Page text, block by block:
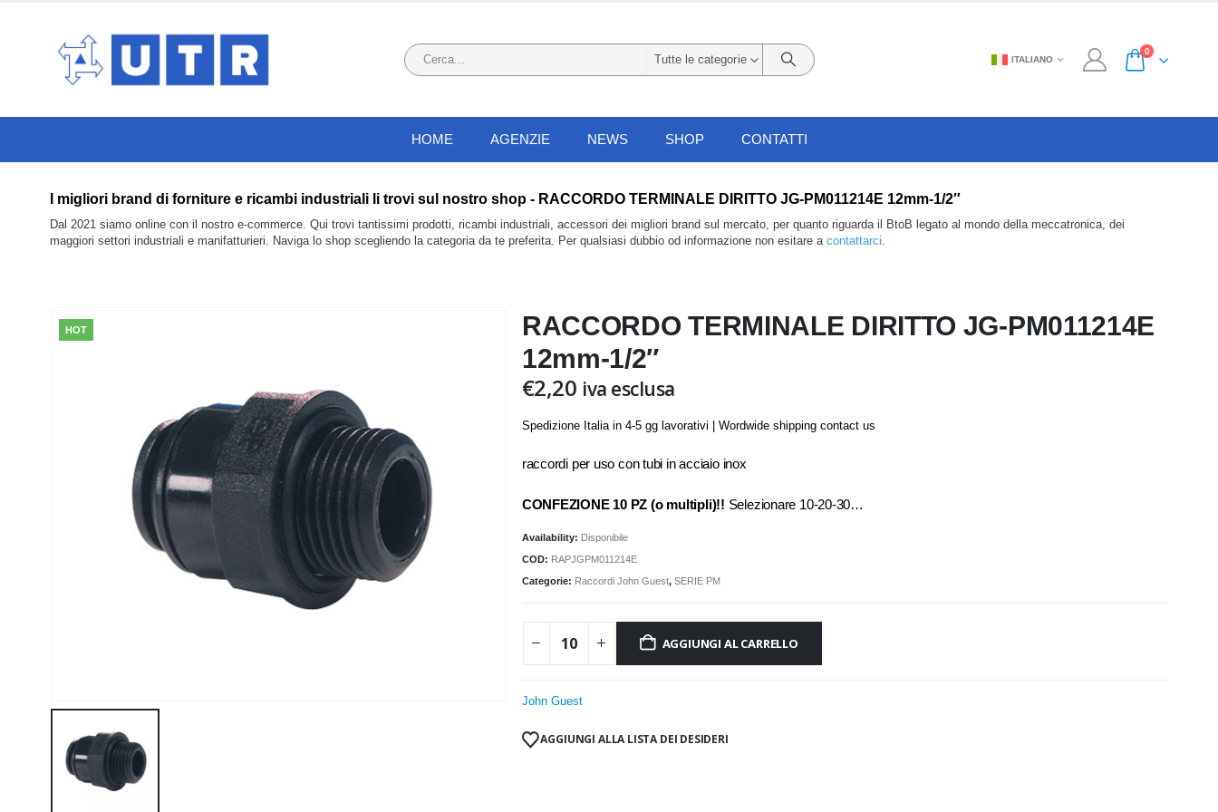
Tutte le categorie ITALIANO
0
HOME AGENZIE NEWS SHOP CONTATTI
I migliori brand di forniture e ricambi industriali li trovi sul nostro shop - RACCORDO TERMINALE DIRITTO JG-PM011214E 12mm-1/2″
Dal 2021 siamo online con il nostro e-commerce. Qui trovi tantissimi prodotti, ricambi industriali, accessori dei migliori brand sul mercato, per quanto riguarda il BtoB legato al mondo della meccatronica, dei
maggiori settori industriali e manifatturieri. Naviga lo shop scegliendo la categoria da te preferita. Per qualsiasi dubbio od informazione non esitare a contattarci
HOT
RACCORDO TERMINALE DIRITTO JG-PM011214E
12mm-1/2″
€2,20 iva esclusa
Spedizione Italia in 4-5 gg lavorativi | Wordwide shipping contact us
raccordi per uso con tubi in acciaio inox
CONFEZIONE 10 PZ (o multipli)!! Selezionare 10-20-30…
Availability: Disponibile
COD: RAPJGPM011214E
Categorie: Raccordi John Guest, SERIE PM
AGGIUNGI AL CARRELLO
John Guest
AGGIUNGI ALLA LISTA DEI DESIDERI